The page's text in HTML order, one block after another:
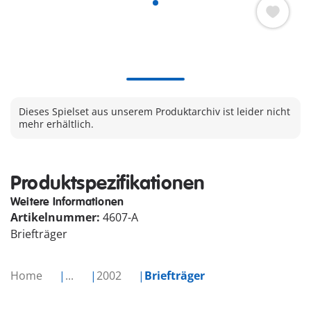
Home ... 2002 Briefträger
Dieses Spielset aus unserem Produktarchiv ist leider nicht
mehr erhältlich.
Produktspezifikationen
Weitere Informationen
Artikelnummer: 4607-A
Briefträger